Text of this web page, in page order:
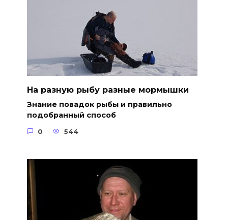
На разную рыбу разные мормышки
Знание повадок рыбы и правильно
подобранный способ
0 544